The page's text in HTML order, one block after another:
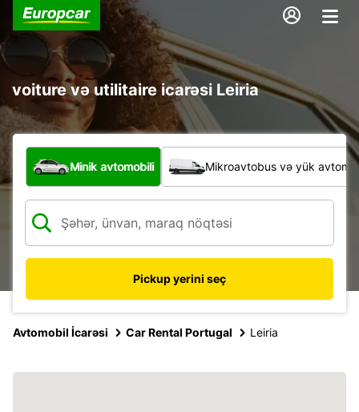
voiture və utilitaire icarəsi Leiria
Hansı növ nəqliyyat vasitəsi?
Minik avtomobili Mikroavtobus və yük
Pickup yerini seç
Avtomobil İcarəsi Car Rental Portugal Leiria